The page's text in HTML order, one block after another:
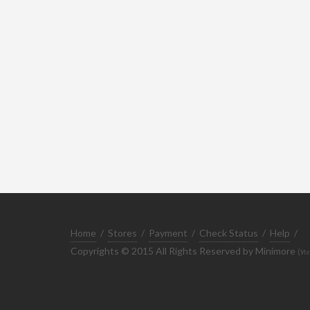
Home / Stores / Payment / Check Status / Help /
Copyrights © 2015 All Rights Reserved by Minimore (ท